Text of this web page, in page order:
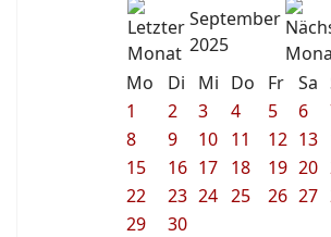
September
2025
Mo
Di Mi Do Fr Sa
1
2 3 4 5 6
8
9 10 11 12 13
15
16 17 18 19 20
22
23 24 25 26 27
29
30